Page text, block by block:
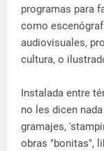
programas para
como
audiovisuales,
cultura, o
Instalada entre
no les dicen
gramajes,
obras "bonitas",